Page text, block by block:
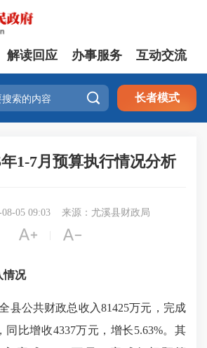
解读回应 办事服务 互动交流
 长者模式
1-7月预算执行情况分析
05 09:03 来源：尤溪县财政局
 
情况
公共财政总收入81425万元，完成
同比增收4337万元，增长5.63%。其